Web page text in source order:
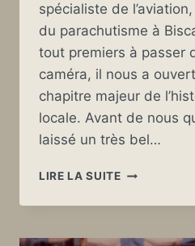
spécialiste de
du parachutisme à
tout premiers à passer
caméra, il nous a
chapitre majeur de
locale. Avant de nous
laissé un très bel…
LIRE LA SUITEPASCAL
UN
DE